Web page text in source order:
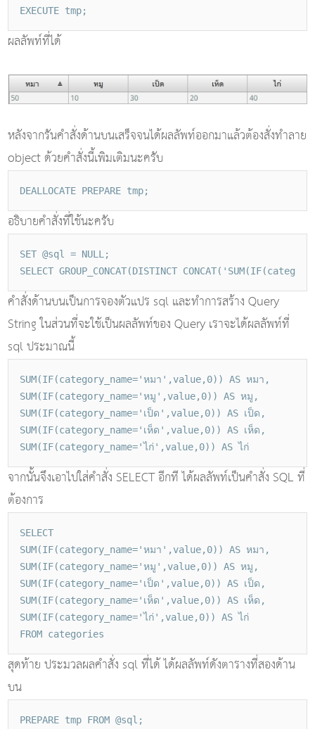
EXECUTE tmp;
ผลลัพท์ที่ได้
หลังจากรันคำสั่งด้านบนเสร็จจนได้ผลลัพท์ออกมาแล้วต้องสั่งทำลาย
object ด้วยคำสั่งนี้เพิมเติมนะครับ
DEALLOCATE PREPARE tmp;
อธิบายคำสั่งที่ใช้นะครับ
SET @sql = NULL;
SELECT GROUP_CONCAT(DISTINCT
คำสั่งด้านบนเป็นการจองตัวแปร sql และทำการสร้าง Query
String ในส่วนที่จะใช้เป็นผลลัพท์ของ Query เราจะได้ผลลัพท์ที่
sql ประมาณนี้
SUM(IF(category_name='หมา',value,0)) AS หมา,
SUM(IF(category_name='หมู',value,0)) AS หมู,
SUM(IF(category_name='เป็ด',value,0)) AS เป็ด,
SUM(IF(category_name='เห็ด',value,0)) AS เห็ด,
SUM(IF(category_name='ไก่',value,0)) AS ไก่
จากนั้นจึงเอาไปใส่คำสั่ง SELECT อีกที ได้ผลลัพท์เป็นคำสั่ง SQL ที่
ต้องการ
SELECT
SUM(IF(category_name='หมา',value,0)) AS หมา,
SUM(IF(category_name='หมู',value,0)) AS หมู,
SUM(IF(category_name='เป็ด',value,0)) AS เป็ด,
SUM(IF(category_name='เห็ด',value,0)) AS เห็ด,
SUM(IF(category_name='ไก่',value,0)) AS ไก่
FROM categories
สุดท้าย ประมวลผลคำสั่ง sql ที่ได้ ได้ผลลัพท์ดังตารางที่สองด้าน
บน
PREPARE tmp FROM @sql;